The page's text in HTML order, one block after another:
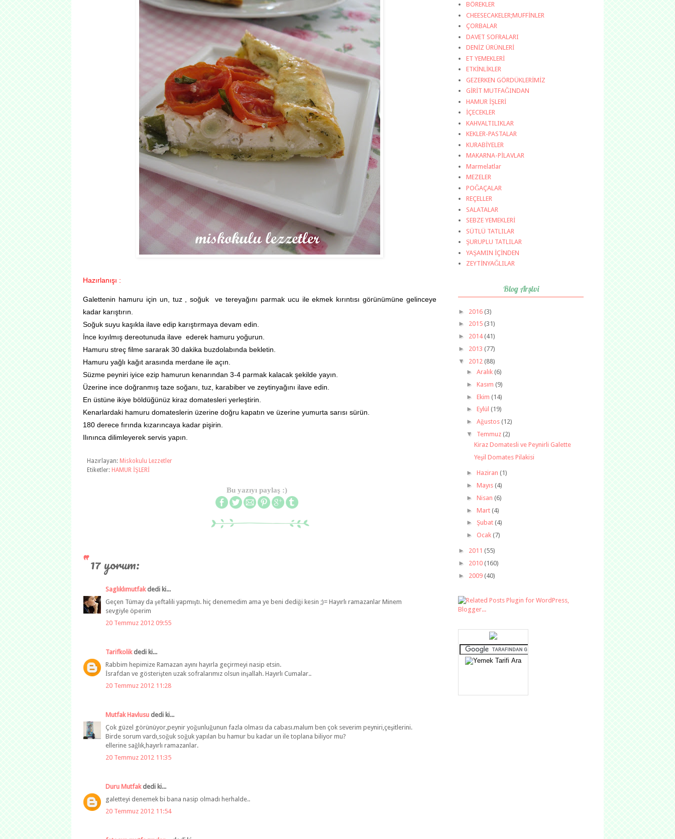
Hazırlanışı :
Galettenin hamuru için un, tuz , soğuk ve tereyağını parmak ucu ile ekmek kırıntısı görünümüne gelinceye
kadar karıştırın.
Soğuk suyu kaşıkla ilave edip karıştırmaya devam edin.
İnce kıyılmış dereotunuda ilave ederek hamuru yoğurun.
Hamuru streç filme sararak 30 dakika buzdolabında bekletin.
Hamuru yağlı kağıt arasında merdane ile açın.
Süzme peyniri iyice ezip hamurun kenarından 3-4 parmak kalacak şekilde yayın.
Üzerine ince doğranmış taze soğanı, tuz, karabiber ve zeytinyağını ilave edin.
En üstüne ikiye böldüğünüz kiraz domatesleri yerleştirin.
Kenarlardaki hamuru domateslerin üzerine doğru kapatın ve üzerine yumurta sarısı sürün.
180 derece fırında kızarıncaya kadar pişirin.
Ilınınca dilimleyerek servis yapın.
Hazırlayan: Miskokulu Lezzetler
Etiketler: HAMUR İŞLERİ
Bu yazıyı paylaş :)
17 yorum:
Saglıklımutfakdedi ki...
Geçen Tümay da şeftalili yapmıştı. hiç denemedim ama ye beni dediği kesin ;)= Hayırlı ramazanlar Minem
sevgiyle öperim
20 Temmuz 2012 09:55
Tarifkolikdedi ki...
Rabbim hepimize Ramazan ayını hayırla geçirmeyi nasip etsin.
İsrafdan ve gösterişten uzak sofralarımız olsun inşallah. Hayırlı Cumalar..
20 Temmuz 2012 11:28
Mutfak Havlusu dedi ki...
Çok güzel görünüyor,peynir yoğunluğunun fazla olması da cabası.malum ben çok severim peyniri,çeşitlerini.
Birde sorum vardı,soğuk soğuk yapılan bu hamur bu kadar un ile toplana biliyor mu?
ellerine sağlık,hayırlı ramazanlar.
20 Temmuz 2012 11:35
Duru Mutfakdedi ki...
galetteyi denemek bi bana nasip olmadı herhalde..
20 Temmuz 2012 11:54
BÖREKLER
CHEESECAKELER;MUFFİNLER
ÇORBALAR
DAVET SOFRALARI
DENİZ ÜRÜNLERİ
ET YEMEKLERİ
ETKİNLİKLER
GEZERKEN GÖRDÜKLERİMİZ
GİRİT MUTFAĞINDAN
HAMUR İŞLERİ
İÇECEKLER
KAHVALTILIKLAR
KEKLER-PASTALAR
KURABİYELER
MAKARNA-PİLAVLAR
Marmelatlar
MEZELER
POĞAÇALAR
REÇELLER
SALATALAR
SEBZE YEMEKLERİ
SÜTLÜ TATLILAR
ŞURUPLU TATLILAR
YAŞAMIN İÇİNDEN
ZEYTİNYAĞLILAR
Blog Arşivi
► 2016 (3)
► 2015 (31)
► 2014(41)
► 2013 (77)
▼ 2012 (88)
► Aralık (6)
► Kasım (9)
► Ekim (14)
► Eylül (19)
► Ağustos (12)
▼ Temmuz (2)
Kiraz Domatesli ve Peynirli Galette
Yeşil Domates Pilakisi
► Haziran (1)
► Mayıs (4)
► Nisan (6)
► Mart (4)
► Şubat (4)
► Ocak (7)
► 2011 (55)
► 2010 (160)
► 2009 (40)